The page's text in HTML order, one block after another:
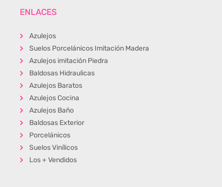
ENLACES
Azulejos
Suelos Porcelánicos Imitación Madera
Azulejos imitación Piedra
Baldosas Hidraulicas
Azulejos Baratos
Azulejos Cocina
Azulejos Baño
Baldosas Exterior
Porcelánicos
Suelos Vinílicos
Los + Vendidos